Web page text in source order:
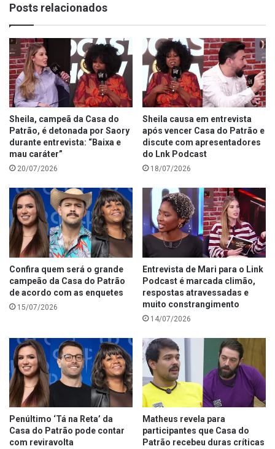
Posts relacionados
Sheila, campeã da Casa do
Patrão, é detonada por Saory
durante entrevista: “Baixa e
mau caráter”
20/07/2026
Sheila causa em entrevista
após vencer Casa do Patrão e
discute com apresentadores
do Lnk Podcast
18/07/2026
Confira quem será o grande
campeão da Casa do Patrão
de acordo com as enquetes
15/07/2026
Entrevista de Mari para o Link
Podcast é marcada climão,
respostas atravessadas e
muito constrangimento
14/07/2026
Penúltimo ‘Tá na Reta’ da
Casa do Patrão pode contar
com reviravolta
Matheus revela para
participantes que Casa do
Patrão recebeu duras críticas